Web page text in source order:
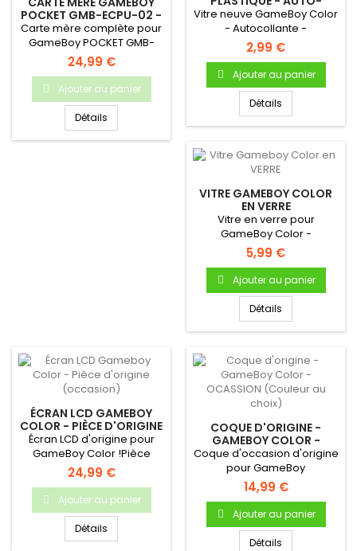
POCKET GMB-ECPU-02 -
ORIGINALE, OCCASION
Carte mère complète pour
GameBoy POCKET GMB-
ECPU-02 Carte mère
d'origine pour...
24,99 €
Ajouter au panier
Détails
ADHÉSIVE
Vitre neuve GameBoy Color
- Autocollante -
Uniquement pour Gameboy
Color.
2,99 €
Ajouter au panier
Détails
VITRE GAMEBOY COLOR
EN VERRE
Vitre en verre pour
GameBoy Color -
Autocollante - Uniquement
pour Gameboy...
5,99 €
Ajouter au panier
Détails
ÉCRAN LCD GAMEBOY
COLOR - PIÈCE D'ORIGINE
(OCCASION)
Écran LCD d'origine pour
GameBoy Color !Pièce
d'origine Nintendo
Occasion...
24,99 €
Ajouter au panier
Détails
COQUE D'ORIGINE -
GAMEBOY COLOR -
OCASSION (COULEUR AU
CHOIX)
Coque d'occasion d'origine
pour GameBoy
ColorDémontée sur une
console...
14,99 €
Ajouter au panier
Détails